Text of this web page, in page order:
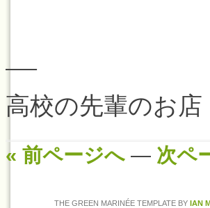
—–
高校の先輩のお店
« 前ページへ— 次ペ
THE GREEN MARINÉE TEMPLATE BY IAN